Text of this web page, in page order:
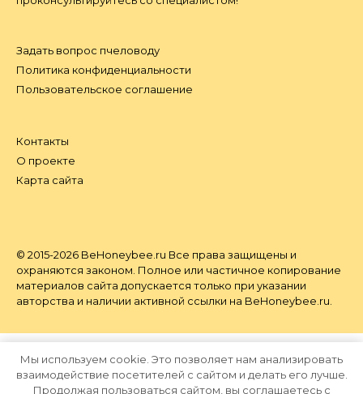
Задать вопрос пчеловоду
Политика конфиденциальности
Пользовательское соглашение
Контакты
О проекте
Карта сайта
© 2015-2026 BeHoneybee.ru Все права защищены и
охраняются законом. Полное или частичное копирование
материалов сайта допускается только при указании
авторства и наличии активной ссылки на BeHoneybee.ru.
Мы используем cookie. Это позволяет нам анализировать
взаимодействие посетителей с сайтом и делать его лучше.
Продолжая пользоваться сайтом, вы соглашаетесь с